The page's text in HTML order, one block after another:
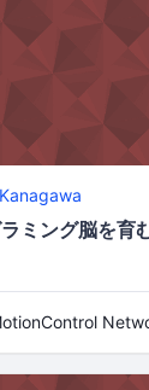
Kanagawa
ミング脳を育